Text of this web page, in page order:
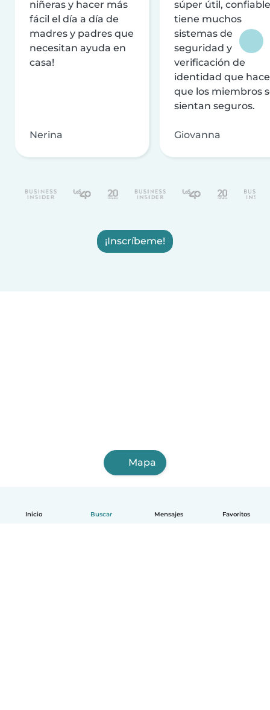
Inicio Buscar Mensajes Favoritos
niñeras y hacer más
fácil el día a día de
madres y padres que
necesitan ayuda en
casa!
Nerina
súper útil,
tiene muchos
sistemas de
seguridad y
verificación de
identidad que
que los miembros
sientan seguros.
Giovanna
¡Inscríbeme!
Mapa